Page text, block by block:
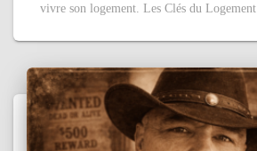
vivre son logement. Les Clés du Logement